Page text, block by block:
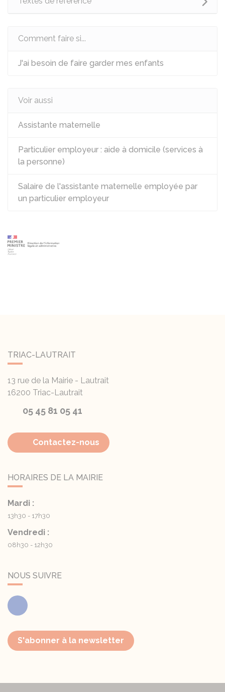
Comment faire si...
J'ai besoin de faire garder mes enfants
Voir aussi
Assistante maternelle
Particulier employeur : aide à domicile (services à
la personne)
Salaire de l'assistante maternelle employée par
un particulier employeur
TRIAC-LAUTRAIT
13 rue de la Mairie - Lautrait
16200 Triac-Lautrait
05 45 81 05 41
Contactez-nous
HORAIRES DE LA MAIRIE
Mardi :
13h30 - 17h30
Vendredi :
08h30 - 12h30
NOUS SUIVRE
Facebook
S'abonner à la newsletter